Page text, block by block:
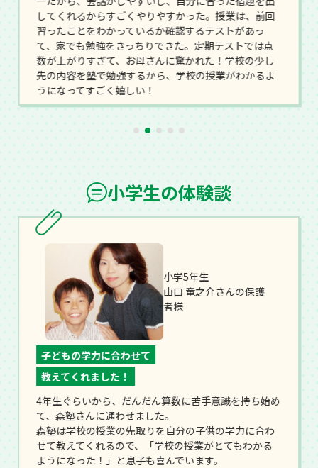
してくれるからすごくやりやすかった。授業は、前回
習ったことをわかっているか確認するテストがあっ
て、家でも勉強をきっちりできた。定期テストでは点
数が上がりすぎて、お母さんに驚かれた！学校の少し
先の内容を塾で勉強するから、学校の授業がわかるよ
うになってすごく嬉しい！
小学生の体験談
小学5年生
山口 竜之介さんの保護
者様
子どもの学力に合わせて
教えてくれました！
4年生ぐらいから、だんだん算数に苦手意識を持ち始め
て、森塾さんに通わせました。
森塾は学校の授業の先取りを自分の子供の学力に合わ
せて教えてくれるので、「学校の授業がとてもわかる
ようになった！」と息子も喜んでいます。